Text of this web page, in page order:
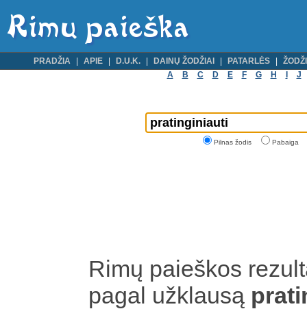
PRADŽIA APIE D.U.K. DAINŲ ŽODŽIAI PATARLĖS
A
B C D E F G H J
Pilnas žodis Pabaiga
Rimų paieškos
pagal užklausą